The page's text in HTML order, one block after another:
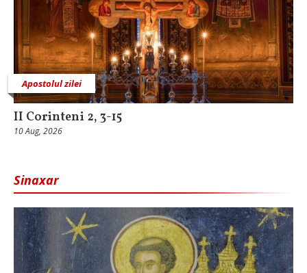
Apostolul zilei
II Corinteni 2, 3-15
10 Aug, 2026
Sinaxar